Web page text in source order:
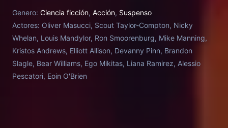
implications of unchecked technology.
Genero: Ciencia ficción, Acción, Suspenso
Actores: Oliver Masucci, Scout Taylor-Compton, Nicky
Whelan, Louis Mandylor, Ron Smoorenburg, Mike Manning,
Kristos Andrews, Elliott Allison, Devanny Pinn, Brandon
Slagle, Bear Williams, Ego Mikitas, Liana Ramirez, Alessio
Pescatori, Eoin O'Brien